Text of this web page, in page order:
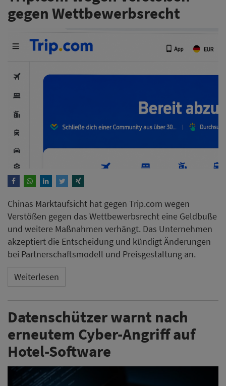
gegen Wettbewerbsrecht
Chinas Marktaufsicht hat gegen Trip.com wegen
Verstößen gegen das Wettbewerbsrecht eine Geldbuße
und weitere Maßnahmen verhängt. Das Unternehmen
akzeptiert die Entscheidung und kündigt Änderungen
bei Partnerschaftsmodell und Preisgestaltung an.
Weiterlesen
Datenschützer warnt nach
erneutem Cyber-Angriff auf
Hotel-Software